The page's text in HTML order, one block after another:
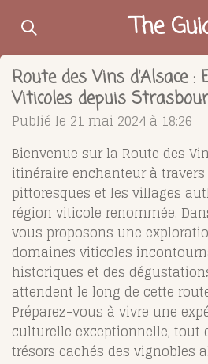
Passer
contenu
principal
The
Route des Vins d’Alsace :
Viticoles depuis
Publié le 21 mai 2024 à 18:26
Bienvenue sur la Route des
itinéraire enchanteur à
pittoresques et les villages
région viticole renommée.
vous proposons une
domaines viticoles
historiques et des
attendent le long de cette
Préparez-vous à vivre une
culturelle exceptionnelle, tout
trésors cachés des vignobles